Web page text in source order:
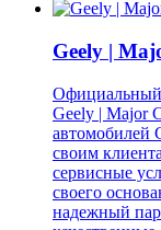
Geely |
Официальный
Geely | Major
автомобилей
своим
сервисные
своего
надежный